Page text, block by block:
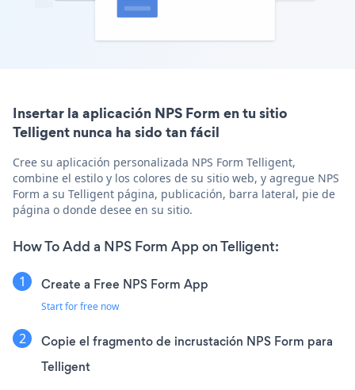
Insertar la aplicación NPS Form en tu sitio
Telligent nunca ha sido tan fácil
Cree su aplicación personalizada NPS Form Telligent,
combine el estilo y los colores de su sitio web, y agregue NPS
Form a su Telligent página, publicación, barra lateral, pie de
página o donde desee en su sitio.
How To Add a NPS Form App on Telligent:
Create a Free NPS Form App
Start for free now
Copie el fragmento de incrustación NPS Form para
Telligent